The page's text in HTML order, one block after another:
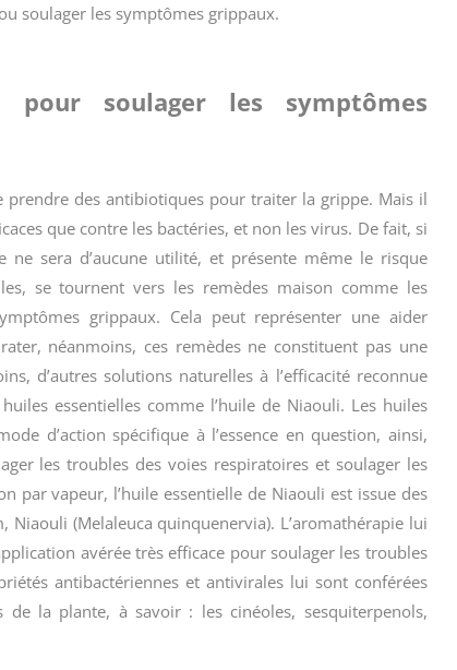
soulager les symptômes grippaux.
pour soulager les symptômes
prendre des antibiotiques pour traiter la grippe. Mais il
que contre les bactéries, et non les virus. De fait, si
sera d’aucune utilité, et présente même le risque
se tournent vers les remèdes maison comme les
grippaux. Cela peut représenter une aider
néanmoins, ces remèdes ne constituent pas une
d’autres solutions naturelles à l’efficacité reconnue
essentielles comme l’huile de Niaouli. Les huiles
d’action spécifique à l’essence en question, ainsi,
les troubles des voies respiratoires et soulager les
par vapeur, l’huile essentielle de Niaouli est issue des
(Melaleuca quinquenervia). L’aromathérapie lui
avérée très efficace pour soulager les troubles
antibactériennes et antivirales lui sont conférées
la plante, à savoir : les cinéoles, sesquiterpenols,